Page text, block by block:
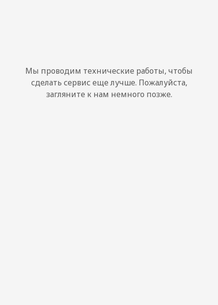
Мы проводим технические работы, чтобы
сделать сервис еще лучше. Пожалуйста,
загляните к нам немного позже.